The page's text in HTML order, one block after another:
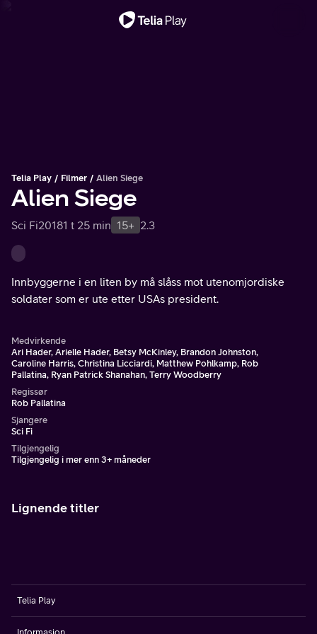
Telia Play Filmer Alien Siege
Alien Siege
Sci Fi20181 t 25 min 15+ 2.3
Innbyggerne i en liten by må slåss mot utenomjordiske
soldater som er ute etter USAs president.
Medvirkende
Ari Hader, Arielle Hader, Betsy McKinley, Brandon Johnston,
Caroline Harris, Christina Licciardi, Matthew Pohlkamp, Rob
Pallatina, Ryan Patrick Shanahan, Terry Woodberry
Regissør
Rob Pallatina
Sjangere
Sci Fi
Tilgjengelig
Tilgjengelig i mer enn 3+ måneder
Lignende titler
Telia Play